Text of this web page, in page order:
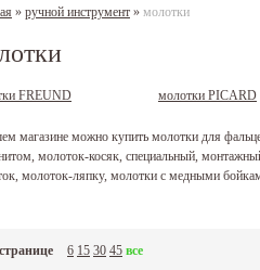
» ручной инструмент » молотки
FREUND молотки PICARD
магазине можно купить молотки для
молоток-косяк, специальный,
молоток-ляпку, молотки с медными
6 15 30 45 все